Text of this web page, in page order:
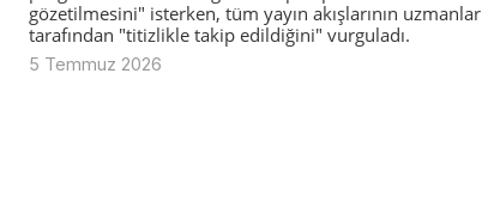
gözetilmesini" isterken, tüm yayın akışlarının uzmanlar
tarafından "titizlikle takip edildiğini" vurguladı.
5 Temmuz 2026